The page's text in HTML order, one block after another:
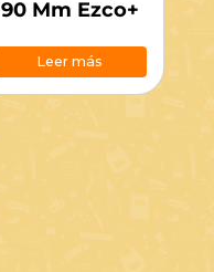
90 Mm Ezco+
Leer más